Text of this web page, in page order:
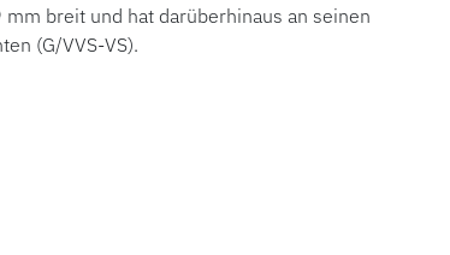
breit und hat darüberhinaus an seinen
(G/VVS-VS).